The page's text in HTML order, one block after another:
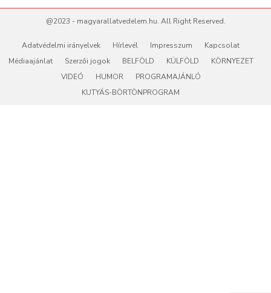
@2023 - magyarallatvedelem.hu. All Right Reserved.
Adatvédelmi irányelvek Hírlevél Impresszum
Kapcsolat
Médiaajánlat
Szerzői jogok BELFÖLD KÜLFÖLD
KÖRNYEZET
VIDEÓ
HUMOR
PROGRAMAJÁNLÓ
KUTYÁS-BÖRTÖNPROGRAM